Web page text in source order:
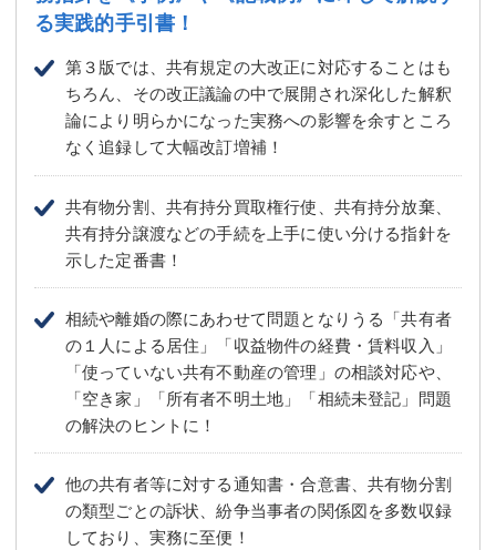
る実践的手引書！
第３版では、共有規定の大改正に対応することはも
ちろん、その改正議論の中で展開され深化した解釈
論により明らかになった実務への影響を余すところ
なく追録して大幅改訂増補！
共有物分割、共有持分買取権行使、共有持分放棄、
共有持分譲渡などの手続を上手に使い分ける指針を
示した定番書！
相続や離婚の際にあわせて問題となりうる「共有者
の１人による居住」「収益物件の経費・賃料収入」
「使っていない共有不動産の管理」の相談対応や、
「空き家」「所有者不明土地」「相続未登記」問題
の解決のヒントに！
他の共有者等に対する通知書・合意書、共有物分割
の類型ごとの訴状、紛争当事者の関係図を多数収録
しており、実務に至便！